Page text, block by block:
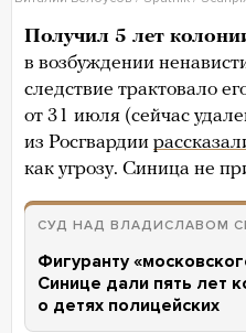
Получил 5 лет
в возбуждении
следствие трактовало
от 31 июля (сейчас
из Росгвардии
как угрозу. Синица не
СУД НАД ВЛАДИСЛАВОМ
Фигуранту
Синице дали пять лет
о детях полицейских